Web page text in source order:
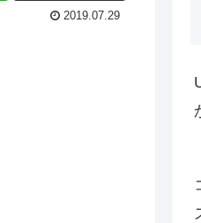
2019.07.29